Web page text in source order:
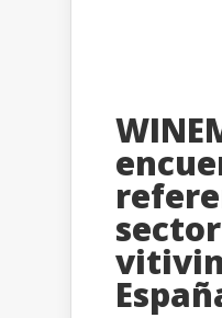
sector